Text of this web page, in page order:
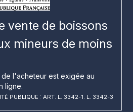
vente de boissons
mineurs de moins
l'acheteur est exigée au
ligne.
PUBLIQUE : ART. L. 3342-1. L. 3342-3